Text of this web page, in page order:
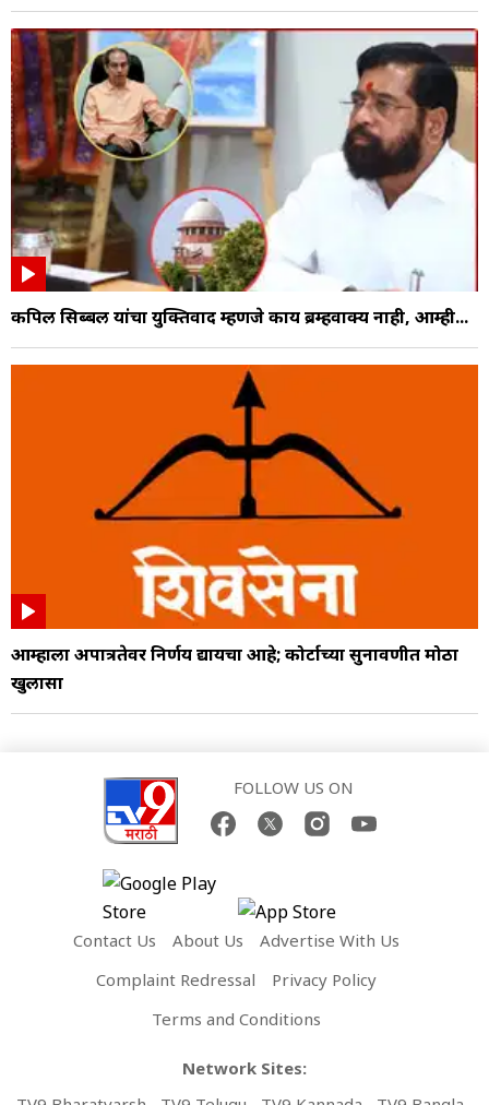
कपिल सिब्बल यांचा युक्तिवाद म्हणजे काय ब्रम्हवाक्य नाही, आम्ही...
आम्हाला अपात्रतेवर निर्णय द्यायचा आहे; कोर्टाच्या सुनावणीत मोठा
खुलासा
FOLLOW US ON
Contact Us About Us
Advertise With Us
Complaint Redressal
Privacy Policy
Terms and Conditions
Network Sites: